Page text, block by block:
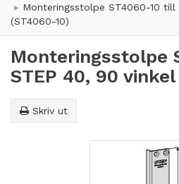
Monteringsstolpe ST4060-10 till
(ST4060-10)
Monteringsstolpe
STEP 40, 90 vinkel
Skriv ut